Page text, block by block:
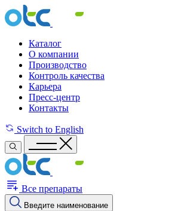
Каталог
О компании
Производство
Контроль качества
Карьера
Пресс-центр
Контакты
Switch to English
Все препараты
Введите наименование